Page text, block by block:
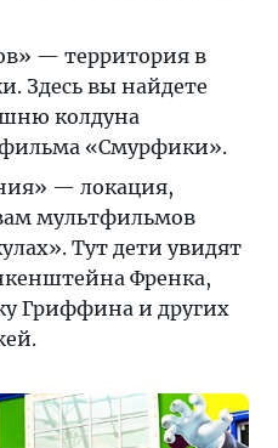
— территория в
Здесь вы найдете
колдуна
«Смурфики».
— локация,
мультфильмов
Тут дети увидят
Френка,
Гриффина и других